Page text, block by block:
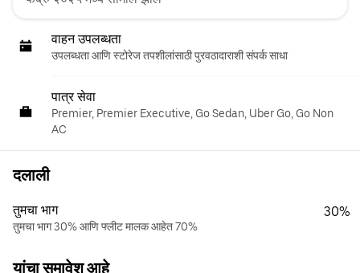
वाहन उपलब्धता
उपलब्धता आणि स्टोरेज तपशीलांसाठी पुरवठादाराशी संपर्क साधा
पात्र सेवा
Premier, Premier Executive, Go Sedan, Uber Go, Go Non
AC
दलाली
तुमचा भाग
तुमचा भाग 30% आणि फ्लीट मालक आहेत 70%
30%
यांचा समावेश आहे